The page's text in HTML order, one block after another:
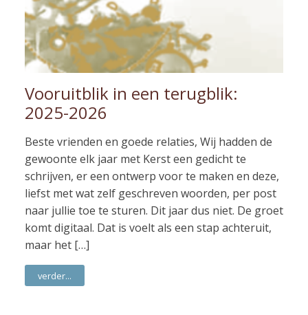
Vooruitblik in een terugblik:
2025-2026
Beste vrienden en goede relaties, Wij hadden de
gewoonte elk jaar met Kerst een gedicht te
schrijven, er een ontwerp voor te maken en deze,
liefst met wat zelf geschreven woorden, per post
naar jullie toe te sturen. Dit jaar dus niet. De groet
komt digitaal. Dat is voelt als een stap achteruit,
maar het […]
verder...